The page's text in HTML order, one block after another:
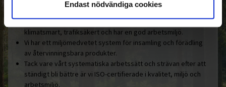
Endast nödvändiga cookies
Ohlssons är hållbarhetscertifierade enligt Fair Transport i
godstransporter på väg. Certifieringen innebär att vi arbetar
klimatsmart, trafiksäkert och har en god arbetsmiljö.
Vi har ett miljömedvetet system för insamling och förädling
av återvinningsbara produkter.
Tack vare vårt systematiska arbetssätt och strävan efter att
ständigt bli bättre är vi ISO-certifierade i kvalitet, miljö och
arbetsmiljö.